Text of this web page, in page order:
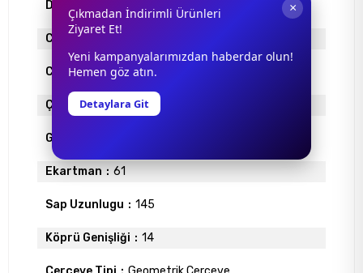
Degrade YOK
Cam Materyali
Cam Rengi SİYAH
Çerçeve Materyali
Gövde Rengi
Ekartman 61
Sap Uzunlugu 145
Köprü Genişliği 14
×
Çıkmadan İndirimli Ürünleri
Ziyaret Et!
Yeni kampanyalarımızdan haberdar olun!
Hemen göz atın.
Detaylara Git